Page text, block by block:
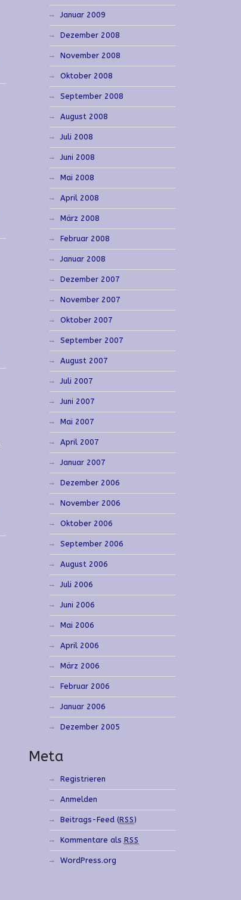
Januar 2009
Dezember 2008
November 2008
Oktober 2008
September 2008
August 2008
Juli 2008
Juni 2008
Mai 2008
April 2008
März 2008
Februar 2008
Januar 2008
Dezember 2007
November 2007
Oktober 2007
September 2007
August 2007
Juli 2007
Juni 2007
Mai 2007
April 2007
Januar 2007
Dezember 2006
November 2006
Oktober 2006
September 2006
August 2006
Juli 2006
Juni 2006
Mai 2006
April 2006
März 2006
Februar 2006
Januar 2006
Dezember 2005
Meta
Registrieren
Anmelden
Beitrags-Feed ( RSS)
Kommentare als RSS
WordPress.org